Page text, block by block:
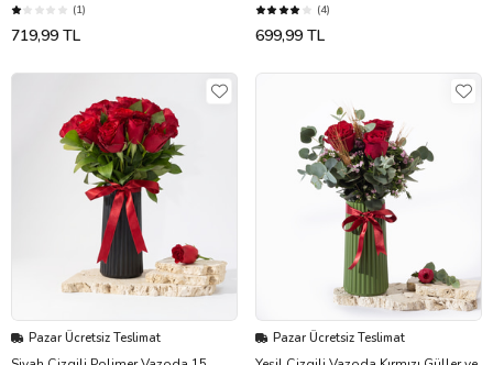
(1)
719,99 TL
(4)
699,99 TL
Pazar Ücretsiz Teslimat Pazar Ücretsiz Teslimat